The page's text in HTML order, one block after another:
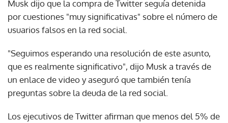
Musk dijo que la compra de Twitter seguía detenida
por cuestiones "muy significativas" sobre el número de
usuarios falsos en la red social.
"Seguimos esperando una resolución de este asunto,
que es realmente significativo", dijo Musk a través de
un enlace de video y aseguró que también tenía
preguntas sobre la deuda de la red social.
Los ejecutivos de Twitter afirman que menos del 5% de